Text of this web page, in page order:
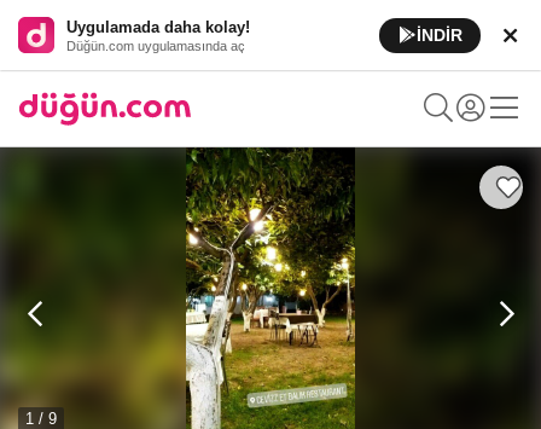
Uygulamada daha kolay!
Düğün.com uygulamasında aç
İNDİR
1 / 9